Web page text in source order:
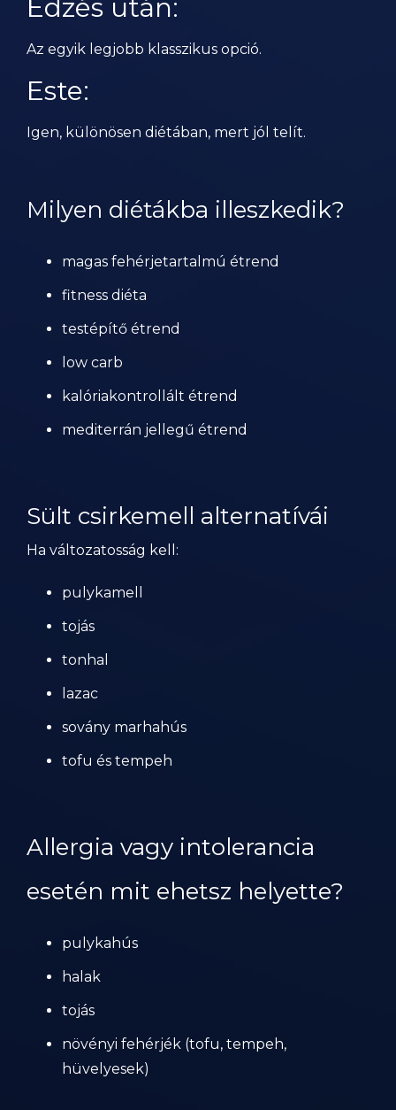
Edzés után:
Az egyik legjobb klasszikus opció.
Este:
Igen, különösen diétában, mert jól telít.
Milyen diétákba illeszkedik?
magas fehérjetartalmú étrend
fitness diéta
testépítő étrend
low carb
kalóriakontrollált étrend
mediterrán jellegű étrend
Sült csirkemell alternatívái
Ha változatosság kell:
pulykamell
tojás
tonhal
lazac
sovány marhahús
tofu és tempeh
Allergia vagy intolerancia
esetén mit ehetsz helyette?
pulykahús
halak
tojás
növényi fehérjék (tofu, tempeh,
hüvelyesek)